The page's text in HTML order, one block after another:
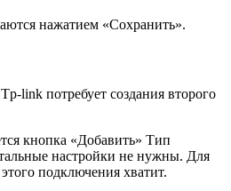
нажатием «Сохранить».
link потребует создания второго
кнопка «Добавить» Тип
настройки не нужны. Для
подключения хватит.